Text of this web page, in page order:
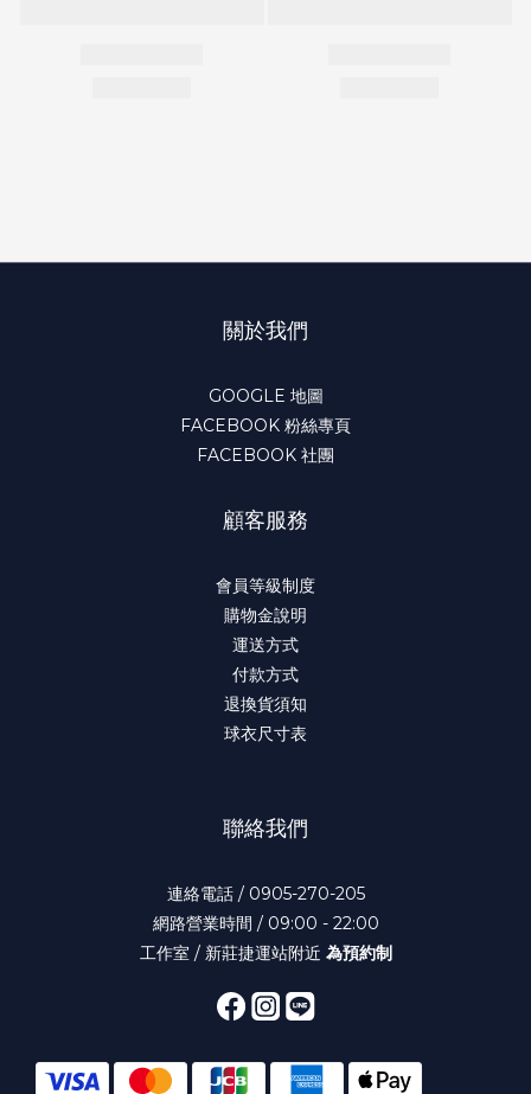
關於我們
GOOGLE 地圖
FACEBOOK 粉絲專頁
FACEBOOK 社團
顧客服務
會員等級制度
購物金說明
運送方式
付款方式
退換貨須知
球衣尺寸表
聯絡我們
連絡電話 / 0905-270-205
網路營業時間 / 09:00 - 22:00
工作室 / 新莊捷運站附近 為預約制